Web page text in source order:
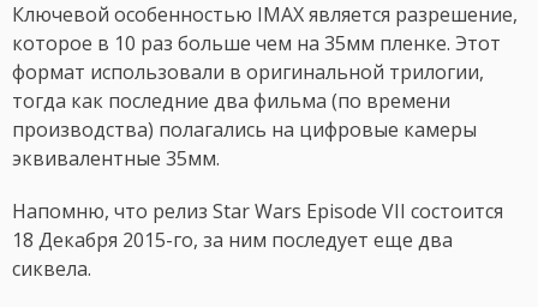
Ключевой особенностью IMAX является разрешение,
которое в 10 раз больше чем на 35мм пленке. Этот
формат использовали в оригинальной трилогии,
тогда как последние два фильма (по времени
производства) полагались на цифровые камеры
эквивалентные 35мм.
Напомню, что релиз Star Wars Episode VII состоится
18 Декабря 2015-го, за ним последует еще два
сиквела.